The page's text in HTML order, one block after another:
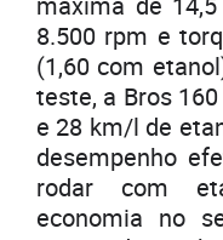
8.500 rpm e
(1,60 com
teste, a Bros
e 28 km/l de
desempenho
rodar com
economia no